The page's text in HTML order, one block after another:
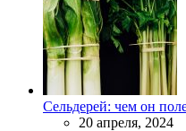
Сельдерей: чем он
20 апреля, 2024